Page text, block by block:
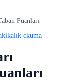
Puanları
okuma